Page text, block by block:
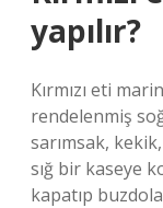
yapılır?
Kırmızı eti
rendelenmiş
sarımsak,
sığ bir kaseye
kapatıp